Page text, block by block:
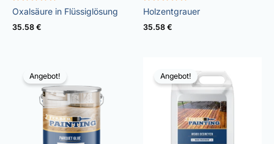
Bewertet
mit
4.67
von 5
Oxalsäure in Flüssiglösung
35.58 €
Bewertet
mit
4.97
von 5
Holzentgrauer
35.58 €
Angebot! Angebot!